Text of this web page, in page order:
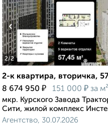
2/2
‹
2-к квартира, вторичка,
8 674 950 ₽ 151 000 ₽ за м²
мкр. Курского Завода
Сити, жилой комплекс
Агентство, 30.07.2026